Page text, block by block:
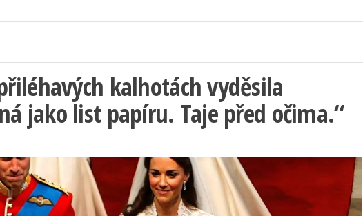
kalhotách vyděsila
jako list papíru. Taje před očima.“